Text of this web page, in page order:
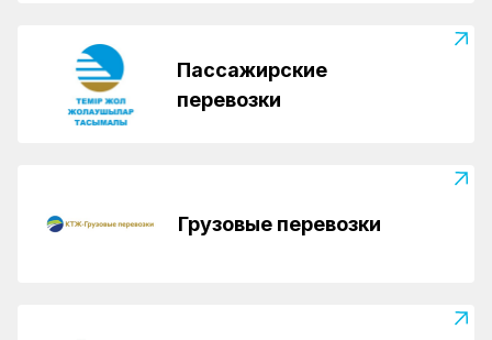
Пассажирские
перевозки
Грузовые перевозки